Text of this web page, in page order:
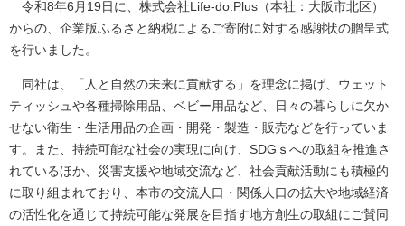
令和8年6月19日に、株式会社Life-do.Plus（本社：大阪市北区）
からの、企業版ふるさと納税によるご寄附に対する感謝状の贈呈式
を行いました。
同社は、「人と自然の未来に貢献する」を理念に掲げ、ウェット
ティッシュや各種掃除用品、ベビー用品など、日々の暮らしに欠か
せない衛生・生活用品の企画・開発・製造・販売などを行っていま
す。また、持続可能な社会の実現に向け、SDGｓへの取組を推進さ
れているほか、災害支援や地域交流など、社会貢献活動にも積極的
に取り組まれており、本市の交流人口・関係人口の拡大や地域経済
の活性化を通じて持続可能な発展を目指す地方創生の取組にご賛同